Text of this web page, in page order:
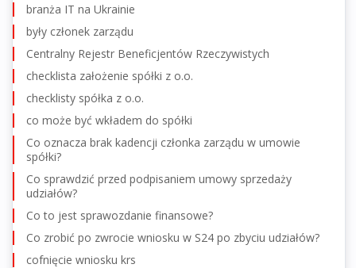
branża IT na Ukrainie
były członek zarządu
Centralny Rejestr Beneficjentów Rzeczywistych
checklista założenie spółki z o.o.
checklisty spółka z o.o.
co może być wkładem do spółki
Co oznacza brak kadencji członka zarządu w umowie
spółki?
Co sprawdzić przed podpisaniem umowy sprzedaży
udziałów?
Co to jest sprawozdanie finansowe?
Co zrobić po zwrocie wniosku w S24 po zbyciu udziałów?
cofnięcie wniosku krs